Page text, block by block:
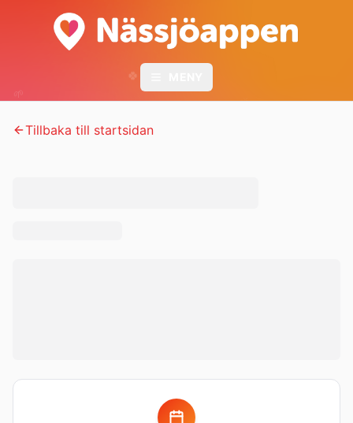
🌱
🍀
Tillbaka till startsidan